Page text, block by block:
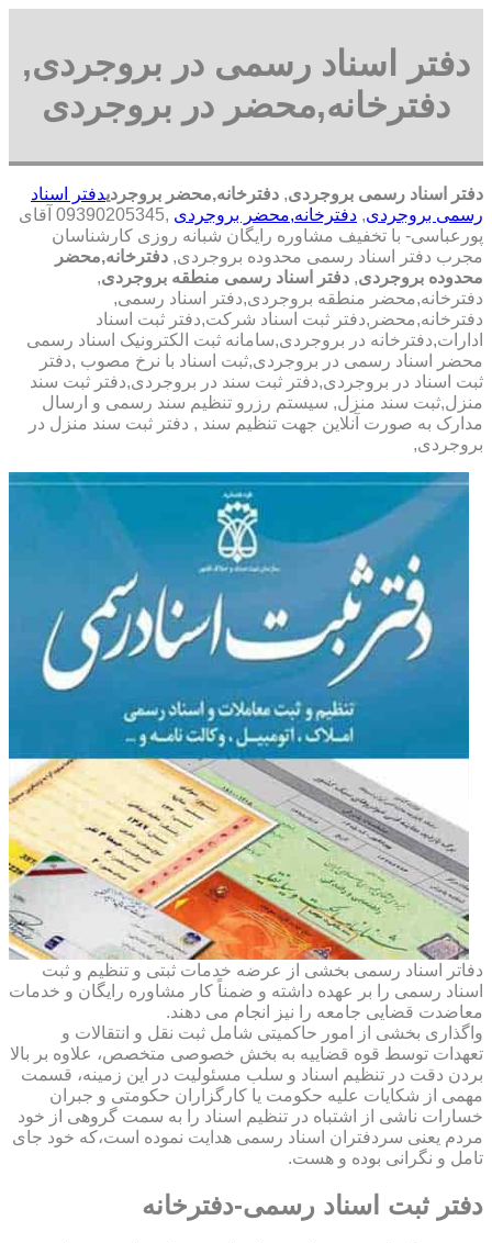
دفتر اسناد رسمی در بروجردی,
دفترخانه,محضر در بروجردی
دفتر اسناد رسمی بروجردی, دفترخانه,محضر بروجردیدفتر اسناد
رسمی بروجردی, دفترخانه,محضر بروجردی
,09390205345 آقای
پورعباسی- با تخفیف مشاوره رايگان شبانه روزی کارشناسان
مجرب دفتر اسناد رسمی محدوده بروجردی, دفترخانه,محضر
محدوده بروجردی, دفتر اسناد رسمی منطقه بروجردی,
دفترخانه,محضر منطقه بروجردی,دفتر اسناد رسمی,
دفترخانه,محضر,دفتر ثبت اسناد شرکت,دفتر ثبت اسناد
ادارات,دفترخانه در بروجردی,سامانه ثبت الکترونیک اسناد رسمی
محضر اسناد رسمی در بروجردی,ثبت اسناد با نرخ مصوب ,دفتر
ثبت اسناد در بروجردی,دفتر ثبت سند در بروجردی,دفتر ثبت سند
منزل,ثبت سند منزل, سیستم رزرو تنظیم سند رسمی و ارسال
مدارک به صورت آنلاین جهت تنظیم سند , دفتر ثبت سند منزل در
بروجردی,
دفاتر اسناد رسمی بخشی از عرضه خدمات ثبتی و تنظیم و ثبت
اسناد رسمی را بر عهده داشته و ضمناً کار مشاوره رایگان و خدمات
معاضدت قضایی جامعه را نیز انجام می دهند.
واگذاری بخشی از امور حاکمیتی شامل ثبت نقل و انتقالات و
تعهدات توسط قوه قضاییه به بخش خصوصی متخصص، علاوه بر بالا
بردن دقت در تنظیم اسناد و سلب مسئولیت در این زمینه، قسمت
مهمی از شکایات علیه حکومت یا کارگزاران حکومتی و جبران
خسارات ناشی از اشتباه در تنظیم اسناد را به سمت گروهی از خود
مردم یعنی سردفتران اسناد رسمی هدایت نموده است،که خود جای
تامل و نگرانی بوده و هست.
دفتر ثبت اسناد رسمی-دفترخانه